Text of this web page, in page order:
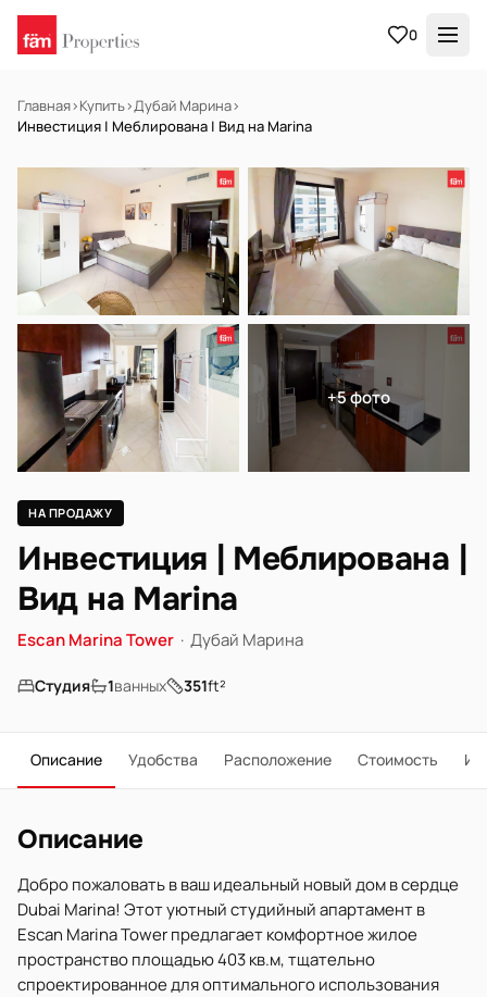
0
Главная›Купить›Дубай Марина›
Инвестиция | Меблирована | Вид на Marina
НА ПРОДАЖУ Готов к заселению
+5 фото
НА ПРОДАЖУ
Инвестиция | Меблирована |
Вид на Marina
Escan Marina Tower · Дубай Марина
Студия 1ванных 351ft²
Описание Удобства Расположение Стоимость
Описание
Добро пожаловать в ваш идеальный новый дом в сердце
Dubai Marina! Этот уютный студийный апартамент в
Escan Marina Tower предлагает комфортное жилое
пространство площадью 403 кв.м, тщательно
спроектированное для оптимального использования